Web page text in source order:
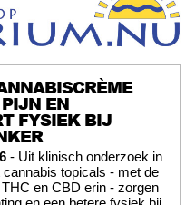
EN
FYSIEK BIJ
- Uit klinisch onderzoek in
topicals - met de
en CBD erin - zorgen